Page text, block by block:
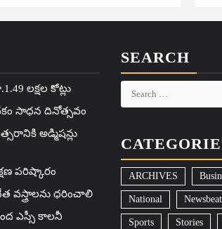
లక్షల కోట్లు
సాధన దినోత్సవం
అడ్మిషన్లు
పరిష్కారం
వస్త్రాలను ధరించాలి
ఎస్సీ కాలనీ
SEARCH
ARCHIVES
National Newsbeat
Sports Stories